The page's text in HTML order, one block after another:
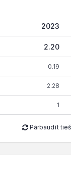
2023
2.20
0.19
2.28
1
Pārbaudīt